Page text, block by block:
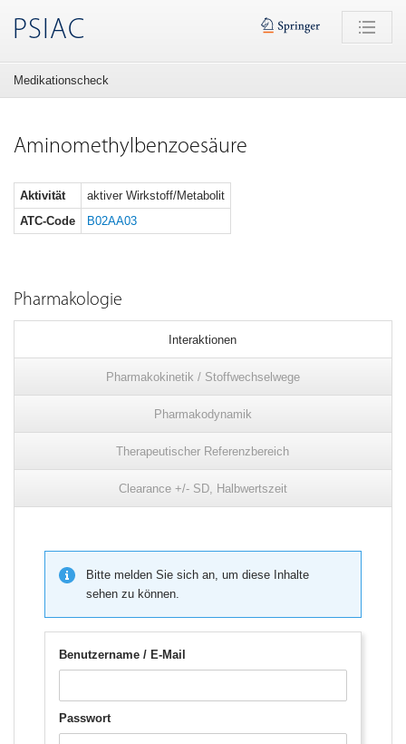
PSIAC
Medikationscheck
Aminomethylbenzoesäure
Aktivität
aktiver Wirkstoff/Metabolit
ATC-Code
B02AA03
Pharmakologie
Interaktionen
Pharmakokinetik / Stoffwechselwege
Pharmakodynamik
Therapeutischer Referenzbereich
Clearance +/- SD, Halbwertszeit
Bitte melden Sie sich an, um diese Inhalte
sehen zu können.
Benutzername / E-Mail
Passwort